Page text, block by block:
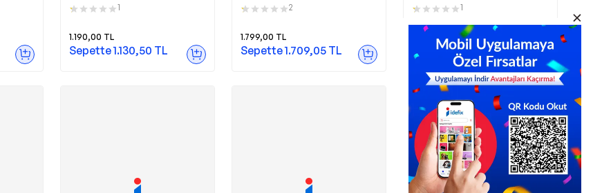
Edilmiş Skoç Riti 1871 - Mavi
1
1.190,00 TL
Sepette1.130,50 TL
Mavi Kalem Yayınevi
2
1.799,00 TL
Sepette1.709,05 TL
Kalem Yayınevi
1
899,00 TL
Sepette854,05TL